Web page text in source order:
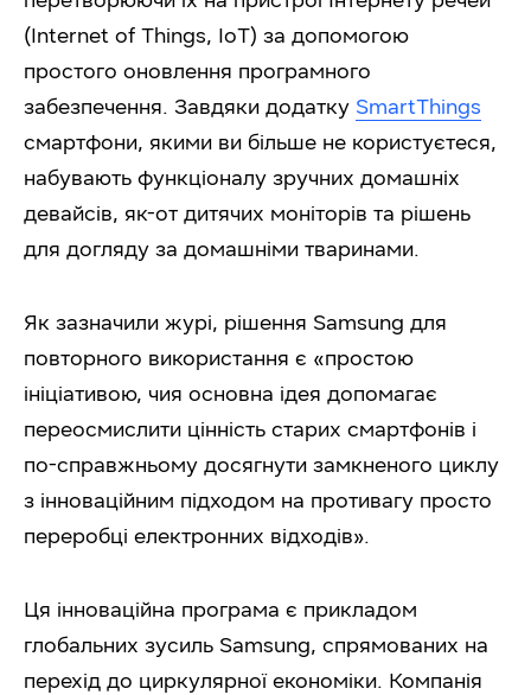
(Internet of Things, IoT) за допомогою
простого оновлення програмного
забезпечення. Завдяки додатку SmartThings
смартфони, якими ви більше не користуєтеся,
набувають функціоналу зручних домашніх
девайсів, як-от дитячих моніторів та рішень
для догляду за домашніми тваринами.
Як зазначили журі, рішення Samsung для
повторного використання є «простою
ініціативою, чия основна ідея допомагає
переосмислити цінність старих смартфонів і
по-справжньому досягнути замкненого циклу
з інноваційним підходом на противагу просто
переробці електронних відходів».
Ця інноваційна програма є прикладом
глобальних зусиль Samsung, спрямованих на
перехід до циркулярної економіки. Компанія